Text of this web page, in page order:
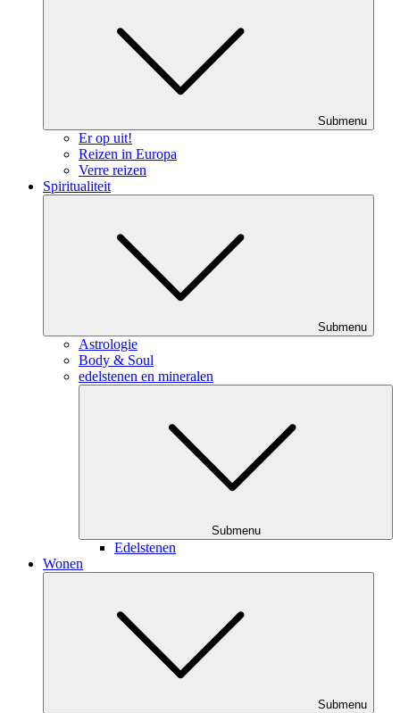
Submenu
Er op uit!
Reizen in Europa
Verre reizen
Spiritualiteit
Submenu
Astrologie
Body & Soul
edelstenen en mineralen
Submenu
Edelstenen
Wonen
Submenu